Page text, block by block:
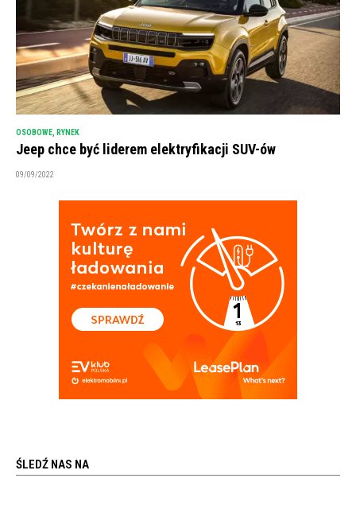
OSOBOWE RYNEK
Jeep chce być liderem elektryfikacji SUV-ów
09/09/2022
ŚLEDŹ NAS NA